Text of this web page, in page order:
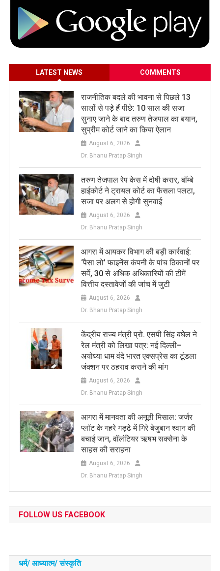
LATEST NEWS COMMENTS
राजनीतिक बदले की भावना से पिछले 13
सालों से पड़े हैं पीछे: 10 साल की सजा
सुनाए जाने के बाद तरुण तेजपाल का बयान,
सुप्रीम कोर्ट जाने का किया ऐलान
August 6, 2026
Dr. Bhanu Pratap Singh
तरुण तेजपाल रेप केस में दोषी करार, बॉम्बे
हाईकोर्ट ने ट्रायल कोर्ट का फैसला पलटा,
सजा पर अलग से होगी सुनवाई
August 6, 2026
Dr. Bhanu Pratap Singh
आगरा में आयकर विभाग की बड़ी कार्रवाई:
‘पैसा लो’ फाइनेंस कंपनी के पांच ठिकानों पर
सर्वे, 30 से अधिक अधिकारियों की टीमें
वित्तीय दस्तावेजों की जांच में जुटी
August 6, 2026
Dr. Bhanu Pratap Singh
केंद्रीय राज्य मंत्री प्रो. एसपी सिंह बघेल ने
रेल मंत्री को लिखा पत्र: नई दिल्ली–
अयोध्या धाम वंदे भारत एक्सप्रेस का टूंडला
जंक्शन पर ठहराव कराने की मांग
August 6, 2026
Dr. Bhanu Pratap Singh
आगरा में मानवता की अनूठी मिसाल: जर्जर
प्लॉट के गहरे गड्ढे में गिरे बेजुबान श्वान की
बचाई जान, वॉलंटियर ऋषभ सक्सेना के
साहस की सराहना
August 6, 2026
Dr. Bhanu Pratap Singh
FOLLOW US FACEBOOK
धर्म/ आध्‍यात्‍म/ संस्‍कृति